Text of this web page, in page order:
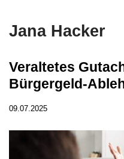
Jana Hacker
Veraltetes
Bürgergeld-
09.07.2025